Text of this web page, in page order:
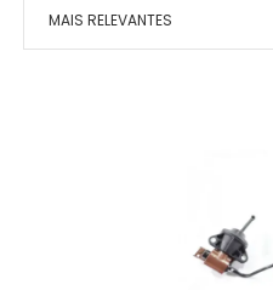
MAIS RELEVANTES